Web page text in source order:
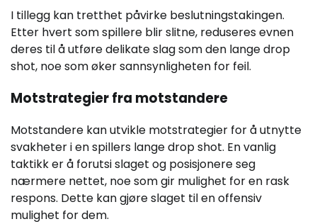
I tillegg kan tretthet påvirke beslutningstakingen.
Etter hvert som spillere blir slitne, reduseres evnen
deres til å utføre delikate slag som den lange drop
shot, noe som øker sannsynligheten for feil.
Motstrategier fra motstandere
Motstandere kan utvikle motstrategier for å utnytte
svakheter i en spillers lange drop shot. En vanlig
taktikk er å forutsi slaget og posisjonere seg
nærmere nettet, noe som gir mulighet for en rask
respons. Dette kan gjøre slaget til en offensiv
mulighet for dem.